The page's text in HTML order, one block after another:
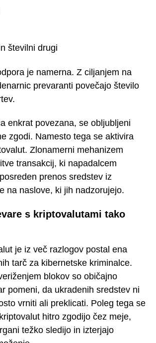
številni drugi
je namerna. Z ciljanjem na
prevaranti povečajo število
enkrat povezana, se obljubljeni
zgodi. Namesto tega se aktivira
Zlonamerni mehanizem
transakcij, ki napadalcem
prenos sredstev iz
na naslove, ki jih nadzorujejo.
s kriptovalutami tako
je iz več razlogov postal ena
tarč za kibernetske kriminalce.
blokov so običajno
pomeni, da ukradenih sredstev ni
vrniti ali preklicati. Poleg tega se
hitro zgodijo čez meje,
težko sledijo in izterjajo